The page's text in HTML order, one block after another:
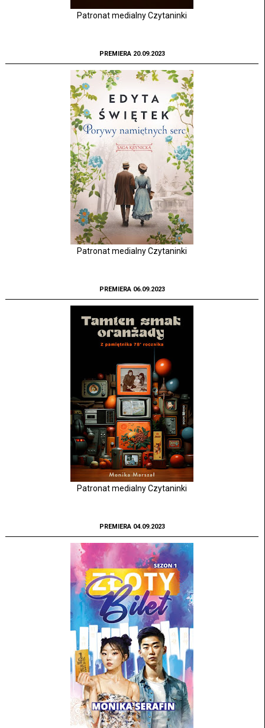
Patronat medialny Czytaninki
PREMIERA 20.09.2023
Patronat medialny Czytaninki
PREMIERA 06.09.2023
Patronat medialny Czytaninki
PREMIERA 04.09.2023